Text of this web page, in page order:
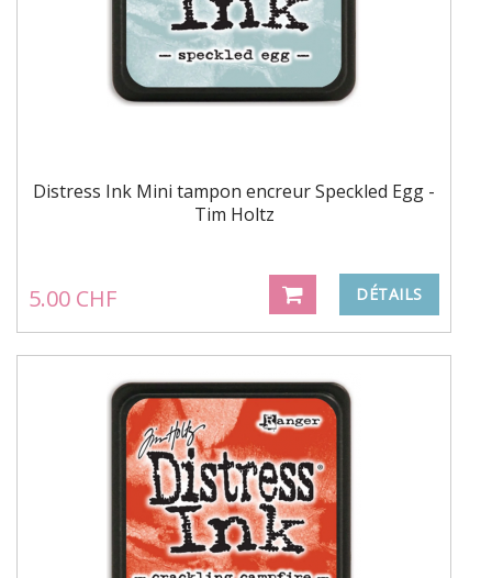
Distress Ink Mini tampon encreur Speckled Egg -
Tim Holtz
5.00 CHF DÉTAILS